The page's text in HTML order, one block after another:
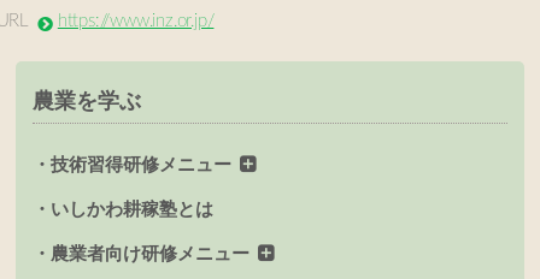
https://www.inz.or.jp/
農業を学ぶ
技術習得研修メニュー
いしかわ耕稼塾とは
農業者向け研修メニュー